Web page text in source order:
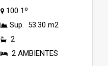
100 1º
Sup. 53.30 m2
2
2 AMBIENTES